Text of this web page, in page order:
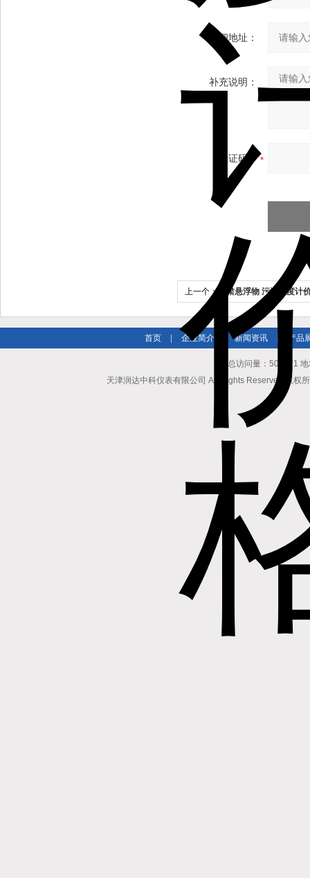
详细地址：
补充说明：
验证码：
上一个： 甘肃悬浮物 污泥浓度计
首页 企业简介 新闻资讯 产品
总访问量：504571
天津润达中科仪表有限公司 All Rights Reserved 版权